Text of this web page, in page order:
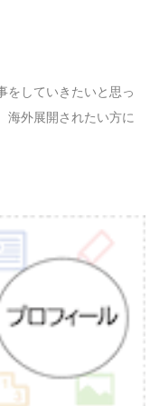
をしていきたいと思っ
海外展開されたい方に